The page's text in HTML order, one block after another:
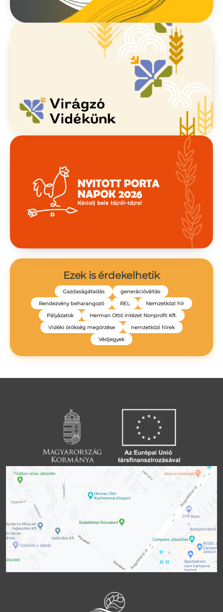
Ezek is érdekelhetik
Gazdaságátadás
generációváltás
Rendezvény beharangozó
REL
Nemzetközi hír
Pályázatok
Herman Ottó Intézet Nonprofit Kft.
Vidéki örökség megörzése
nemzetközi hírek
Védjegyek